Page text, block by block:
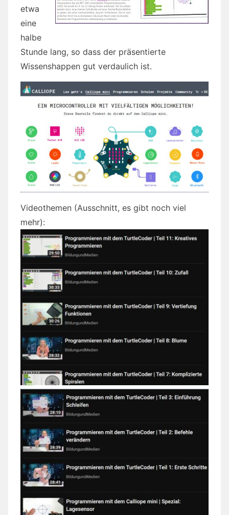
etwa
eine
halbe
Stunde lang, so dass der präsentierte
Wissenshappen gut verdaulich ist.
Videothemen (Ausschnitt, es gibt noch viel
mehr):